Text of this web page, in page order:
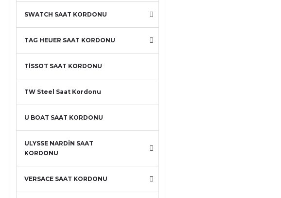
SWATCH SAAT KORDONU
TAG HEUER SAAT KORDONU
TİSSOT SAAT KORDONU
TW Steel Saat Kordonu
U BOAT SAAT KORDONU
ULYSSE NARDİN SAAT
KORDONU
VERSACE SAAT KORDONU